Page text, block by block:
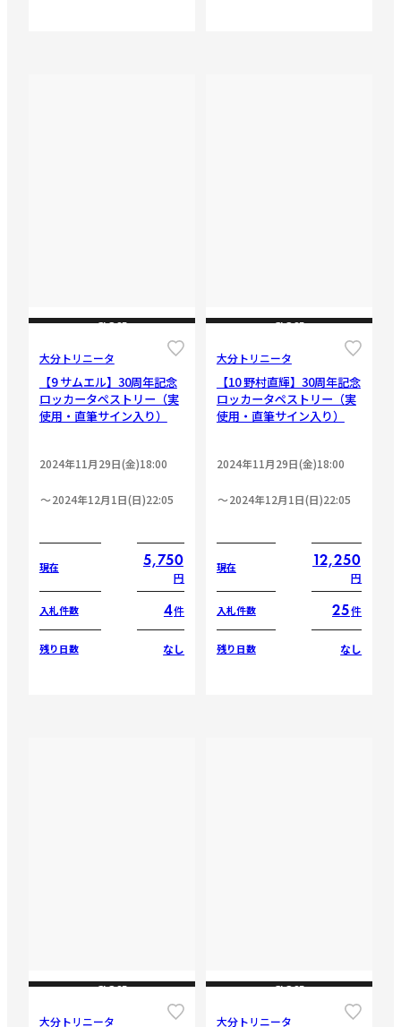
CLOSE
大分トリニータ
【9 サムエル】30周年記念
ロッカータペストリー（実
使用・直筆サイン入り）
2024年11月29日(金)18:00
2024年12月1日(日)22:05
現在 5,750
円
入札件数 4件
残り日数 なし
CLOSE
大分トリニータ
【10 野村直輝】30周年記念
ロッカータペストリー（実
使用・直筆サイン入り）
2024年11月29日(金)18:00
2024年12月1日(日)22:05
現在 12,250
円
入札件数 25件
残り日数 なし
CLOSE
大分トリニータ
CLOSE
大分トリニータ